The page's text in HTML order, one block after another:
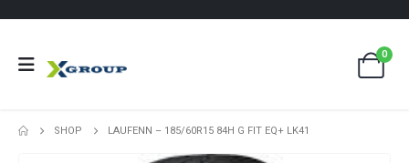
0
SHOP LAUFENN – 185/60R15 84H G FIT EQ+ LK41